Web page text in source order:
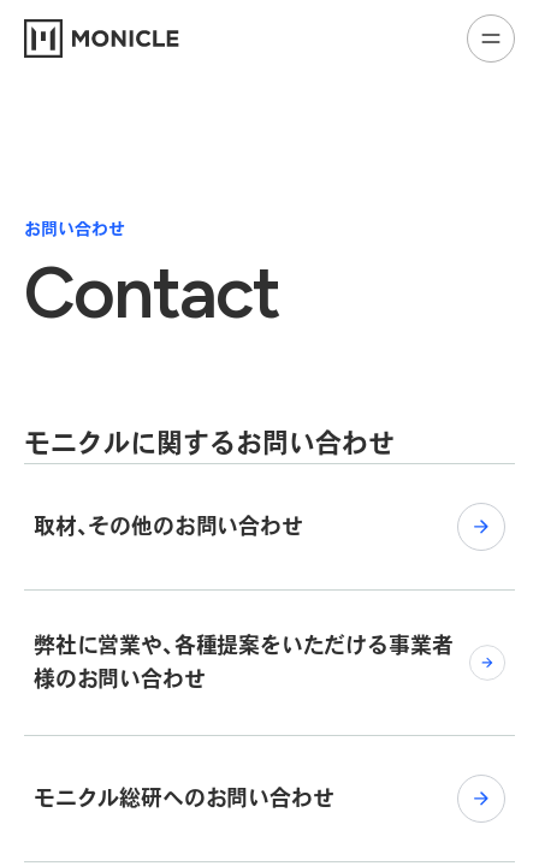
お問い合わせ
Contact
モニクルに関するお問い合わせ
取材、その他のお問い合わせ
弊社に営業や、各種提案をいただける事業者
様のお問い合わせ
モニクル総研へのお問い合わせ